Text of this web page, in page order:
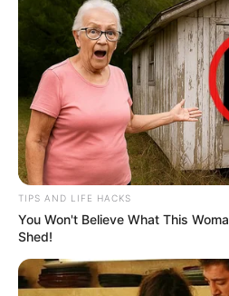
TIPS AND LIFE HACKS
You Won't Believe What This
Shed!